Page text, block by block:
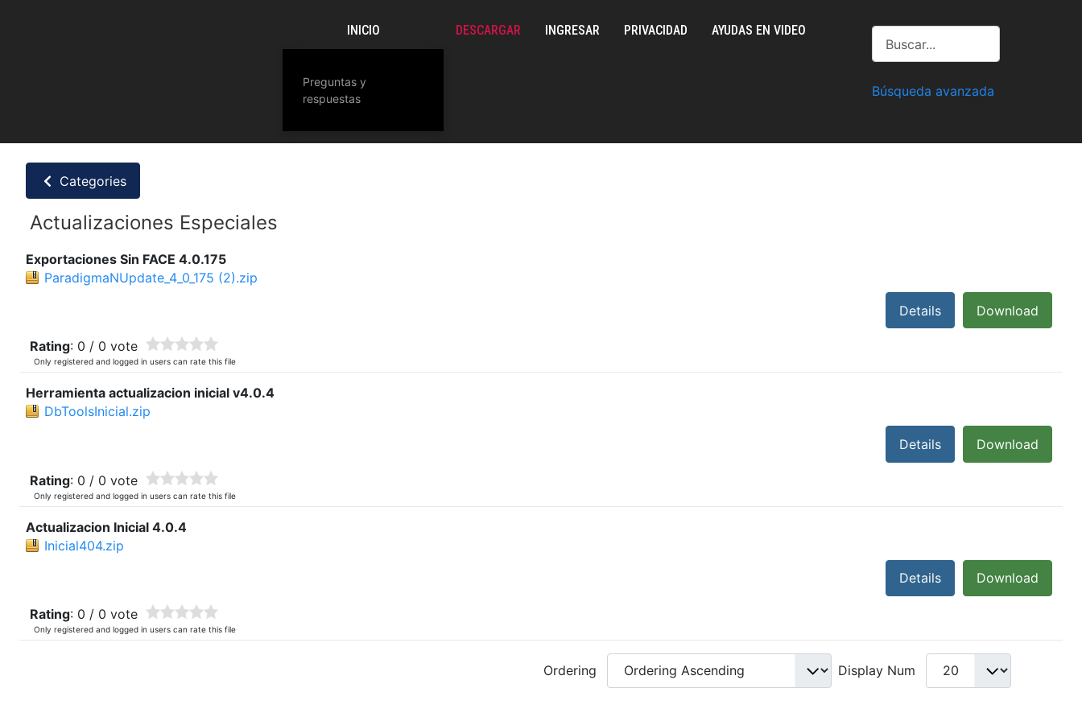
INICIO
Preguntas y
respuestas
DESCARGAR INGRESAR PRIVACIDAD AYUDAS EN VIDEO Buscar
Búsqueda avanzada
Categories
Actualizaciones Especiales
Exportaciones Sin FACE 4.0.175
ParadigmaNUpdate_4_0_175 (2).zip
Download
Details
Rating: 0 / 0 vote
Only registered and logged in users can rate this file
Herramienta actualizacion inicial v4.0.4
DbToolsInicial.zip
Download
Details
Rating: 0 / 0 vote
Only registered and logged in users can rate this file
Actualizacion Inicial 4.0.4
Inicial404.zip
Download
Details
Rating: 0 / 0 vote
Only registered and logged in users can rate this file
Ordering Display Num